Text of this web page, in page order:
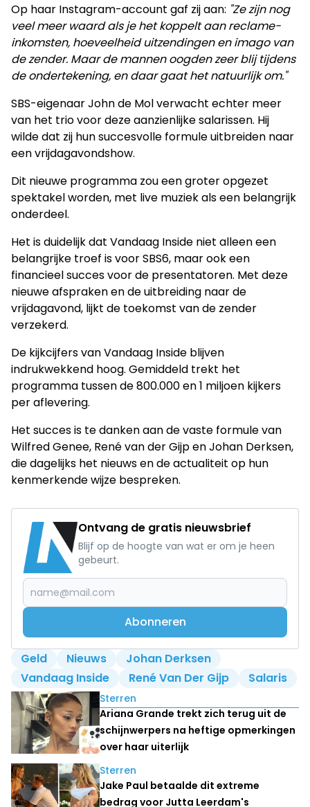
Op haar Instagram-account gaf zij aan: "Ze zijn nog
veel meer waard als je het koppelt aan reclame-
inkomsten, hoeveelheid uitzendingen en imago van
de zender. Maar de mannen oogden zeer blij tijdens
de ondertekening, en daar gaat het natuurlijk om."
SBS-eigenaar John de Mol verwacht echter meer
van het trio voor deze aanzienlijke salarissen. Hij
wilde dat zij hun succesvolle formule uitbreiden naar
een vrijdagavondshow.
Dit nieuwe programma zou een groter opgezet
spektakel worden, met live muziek als een belangrijk
onderdeel.
Het is duidelijk dat Vandaag Inside niet alleen een
belangrijke troef is voor SBS6, maar ook een
financieel succes voor de presentatoren. Met deze
nieuwe afspraken en de uitbreiding naar de
vrijdagavond, lijkt de toekomst van de zender
verzekerd.
De kijkcijfers van Vandaag Inside blijven
indrukwekkend hoog. Gemiddeld trekt het
programma tussen de 800.000 en 1 miljoen kijkers
per aflevering.
Het succes is te danken aan de vaste formule van
Wilfred Genee, René van der Gijp en Johan Derksen,
die dagelijks het nieuws en de actualiteit op hun
kenmerkende wijze bespreken.
Ontvang de gratis nieuwsbrief
Blijf op de hoogte van wat er om je heen
gebeurt.
Abonneren
Geld Nieuws
Johan Derksen
Vandaag Inside
René Van Der Gijp Salaris
Lees ook
Sterren
Ariana Grande trekt zich terug uit de
schijnwerpers na heftige opmerkingen
over haar uiterlijk
Sterren
Jake Paul betaalde dit extreme
bedrag voor Jutta Leerdam's